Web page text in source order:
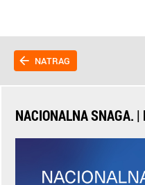
NATRAG
NACIONALNA SNAGA.